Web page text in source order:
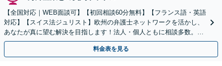
【全国対応｜WEB面談可】【初回相談60分無料】【フランス語・英語
対応】【スイス法ジュリスト】欧州の弁護士ネットワークを活かし、
あなたが真に望む解決を目指します！法人・個人ともに相談多数。細
やかな連絡と粘り強い交渉を徹底【休日・夜間相談可】
料金表を見る